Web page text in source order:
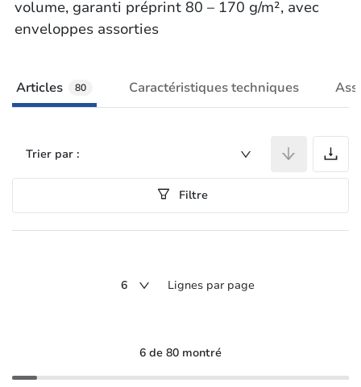
volume, garanti préprint 80 – 170 g/m², avec
enveloppes assorties
Articles 80 Caractéristiques techniques
Trier par :
Filtre
6 Lignes par page
6 de 80 montré